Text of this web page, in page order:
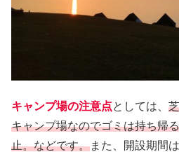
キャンプ場の注意点としては、
キャンプ場なのでゴミは持ち帰
止。などです。また、開設期間